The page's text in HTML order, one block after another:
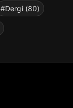
#Dergi (80)